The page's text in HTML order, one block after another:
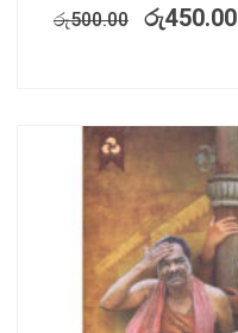
රු500.00 රු450.00